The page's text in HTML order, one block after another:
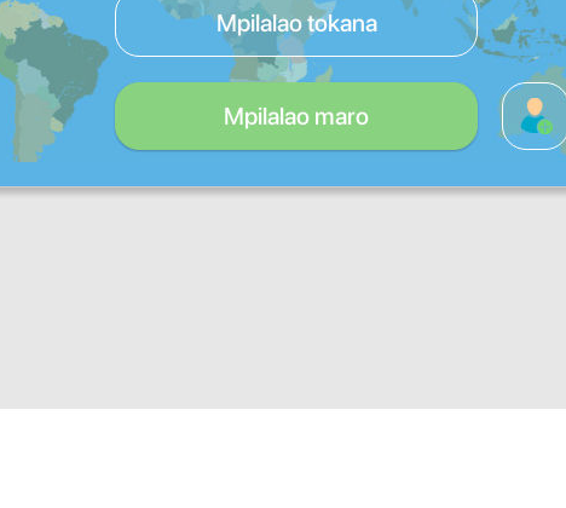
Mpilalao tokana
Mpilalao maro